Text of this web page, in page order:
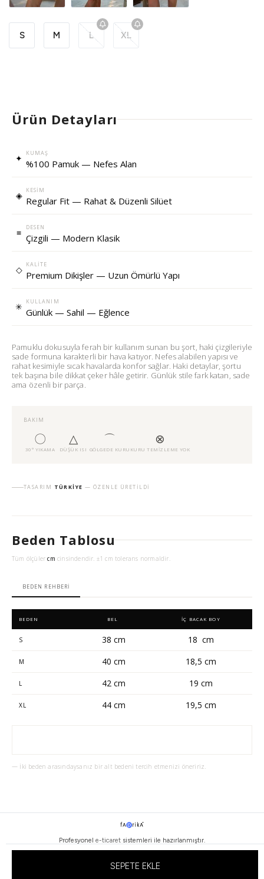
S M L XL
SEPETE EKLE
Ürün Detayları
✦ KUMAŞ
%100 Pamuk — Nefes Alan
◈ KESIM
Regular Fit — Rahat & Düzenli Silüet
≡ DESEN
Çizgili — Modern Klasik
◇ KALITE
Premium Dikişler — Uzun Ömürlü Yapı
✳ KULLANIM
Günlük — Sahil — Eğlence
Pamuklu dokusuyla ferah bir kullanım sunan bu şort, haki çizgileriyle
sade formuna karakterli bir hava katıyor. Nefes alabilen yapısı ve
rahat kesimiyle sıcak havalarda konfor sağlar. Haki detaylar, şortu
tek başına bile dikkat çeker hâle getirir. Günlük stile fark katan, sade
ama özenli bir parça.
BAKIM
〇
30° YIKAMA
△
DÜŞÜK ISI
⌒
GÖLGEDE KURU
⊗
KURU TEMIZLEME YOK
TASARIM TÜRKIYE — ÖZENLE ÜRETILDI
Beden Tablosu
Tüm ölçülercm cinsindendir. ±1 cm tolerans normaldir.
BEDEN REHBERI
BEDEN BEL İÇ BACAK BOY
S 38 cm 18 cm
M 40 cm 18,5 cm
L 42 cm 19 cm
XL 44 cm 19,5 cm
— İki beden arasındaysanız bir alt bedeni tercih etmenizi öneririz.
Profesyonel e-ticaret sistemleri ile hazırlanmıştır.